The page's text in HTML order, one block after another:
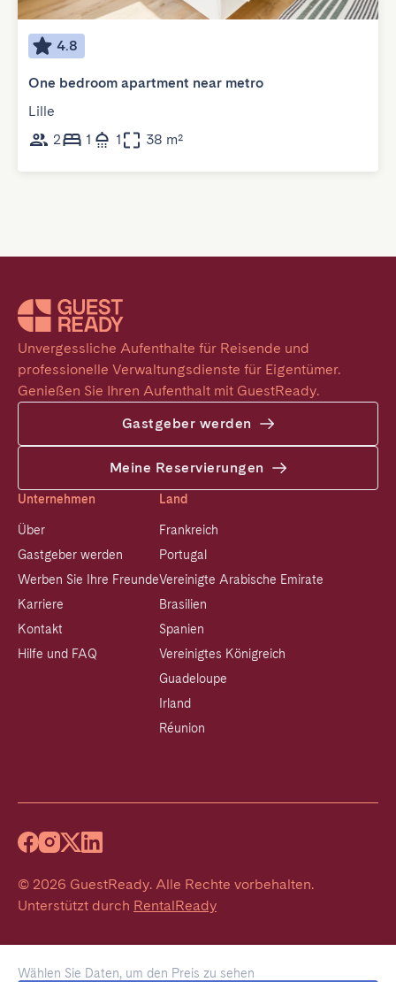
Wählen Sie Daten, um den Preis zu sehen
4.8
One bedroom apartment near metro
Lille
2
1 1 38 m²
Unvergessliche Aufenthalte für Reisende und
professionelle Verwaltungsdienste für Eigentümer.
Genießen Sie Ihren Aufenthalt mit GuestReady.
Gastgeber werden
Meine Reservierungen
Unternehmen
Über
Gastgeber werden
Werben Sie Ihre Freunde
Karriere
Kontakt
Hilfe und FAQ
Land
Frankreich
Portugal
Vereinigte Arabische Emirate
Brasilien
Spanien
Vereinigtes Königreich
Guadeloupe
Irland
Réunion
© 2026 GuestReady. Alle Rechte vorbehalten.
Unterstützt durch RentalReady